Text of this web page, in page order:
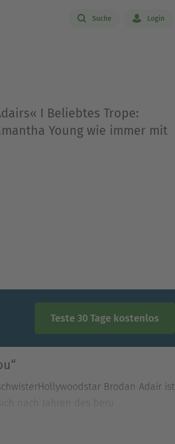
Suche Login
I Beliebtes Trope:
Young wie immer mit
Teste 30 Tage kostenlos
Brodan Adair ist
nach Jahren des beru
nach Jahren des beruflichen